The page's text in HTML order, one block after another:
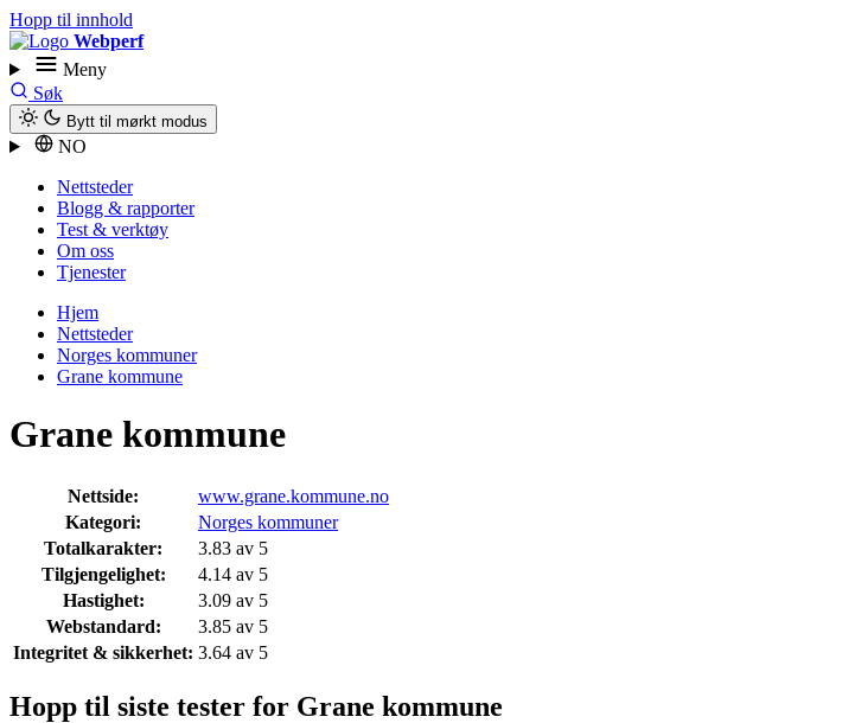
Hopp til innhold
Webperf
Meny
Søk
Bytt til mørkt modus
NO
Nettsteder
Blogg & rapporter
Test & verktøy
Om oss
Tjenester
Hjem
Nettsteder
Norges kommuner
Grane kommune
Grane kommune
Nettside:
www.grane.kommune.no
Kategori:
Norges kommuner
Totalkarakter:
3.83 av 5
Tilgjengelighet:
4.14 av 5
Hastighet:
3.09 av 5
Webstandard:
3.85 av 5
Integritet & sikkerhet: 3.64 av 5
Hopp til siste tester for Grane kommune